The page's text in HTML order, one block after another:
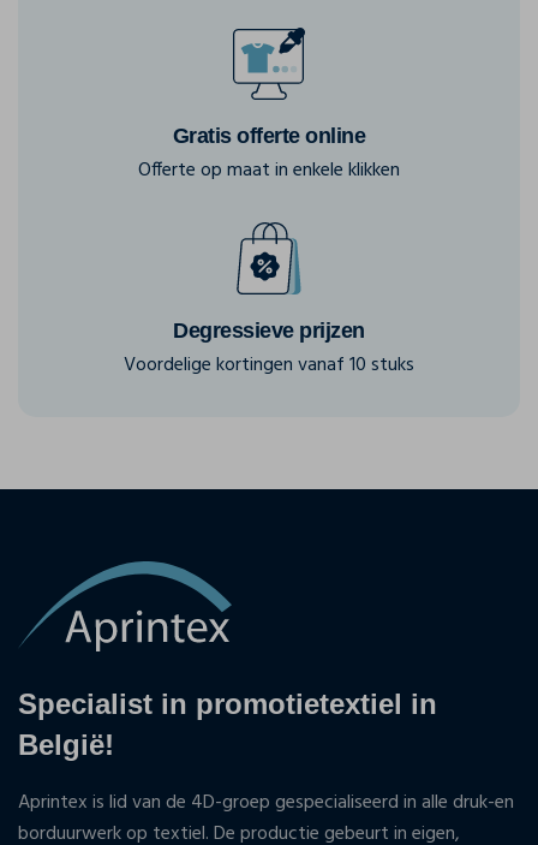
Gratis offerte online
Offerte op maat in enkele klikken
Degressieve prijzen
Voordelige kortingen vanaf 10 stuks
Specialist in promotietextiel in
België!
Aprintex is lid van de 4D-groep gespecialiseerd in alle druk-en
borduurwerk op textiel. De productie gebeurt in eigen,